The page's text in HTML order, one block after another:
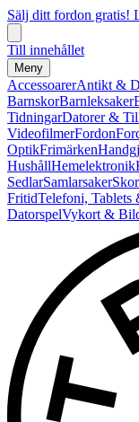
Sälj ditt fordon gratis!
Till innehållet
Meny
AccessoarerAntikt &
BarnskorBarnleksaker
TidningarDatorer &
VideofilmerFordon
OptikFrimärken
HushållHemelektronik
SedlarSamlarsakerSkor
FritidTelefoni, Tablets
DatorspelVykort &